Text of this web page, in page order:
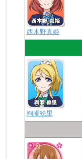
西木野真姫
絢瀬絵里